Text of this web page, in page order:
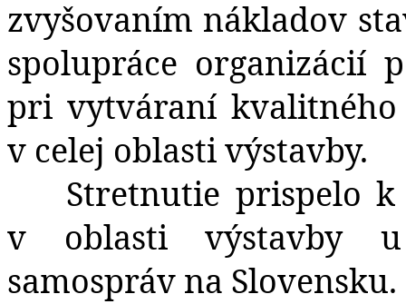
zvyšovaním nákladov
spolupráce organizácií
pri vytváraní
v celej oblasti výstavby.
Stretnutie prispelo k
v oblasti výstavby u
samospráv na Slovensku.